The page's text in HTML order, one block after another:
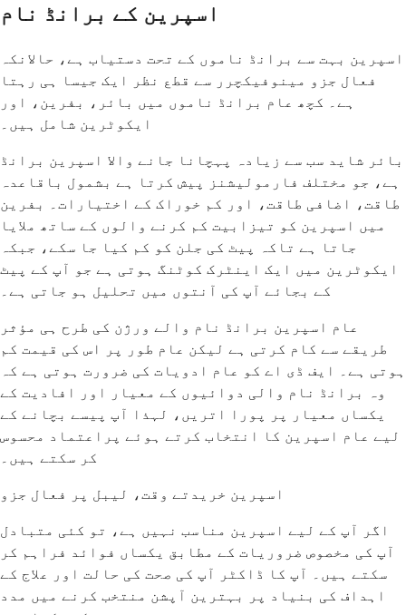
اسپرین کے برانڈ نام
اسپرین بہت سے برانڈ ناموں کے تحت دستیاب ہے، حالانکہ
فعال جزو مینوفیکچرر سے قطع نظر ایک جیسا ہی رہتا
ہے۔ کچھ عام برانڈ ناموں میں بائر، بفرین، اور
ایکوٹرین شامل ہیں۔
بائر شاید سب سے زیادہ پہچانا جانے والا اسپرین برانڈ
ہے، جو مختلف فارمولیشنز پیش کرتا ہے بشمول باقاعدہ
طاقت، اضافی طاقت، اور کم خوراک کے اختیارات۔ بفرین
میں اسپرین کو تیزابیت کم کرنے والوں کے ساتھ ملایا
جاتا ہے تاکہ پیٹ کی جلن کو کم کیا جا سکے، جبکہ
ایکوٹرین میں ایک اینٹرک کوٹنگ ہوتی ہے جو آپ کے پیٹ
کے بجائے آپ کی آنتوں میں تحلیل ہو جاتی ہے۔
عام اسپرین برانڈ نام والے ورژن کی طرح ہی مؤثر
طریقے سے کام کرتی ہے لیکن عام طور پر اس کی قیمت کم
ہوتی ہے۔ ایف ڈی اے کو عام ادویات کی ضرورت ہوتی ہے کہ
وہ برانڈ نام والی دوائیوں کے معیار اور افادیت کے
یکساں معیار پر پورا اتریں، لہذا آپ پیسے بچانے کے
لیے عام اسپرین کا انتخاب کرتے ہوئے پراعتماد محسوس
کر سکتے ہیں۔
اسپرین خریدتے وقت، لیبل پر فعال جزو
اگر آپ کے لیے اسپرین مناسب نہیں ہے، تو کئی متبادل
آپ کی مخصوص ضروریات کے مطابق یکساں فوائد فراہم کر
سکتے ہیں۔ آپ کا ڈاکٹر آپ کی صحت کی حالت اور علاج کے
اہداف کی بنیاد پر بہترین آپشن منتخب کرنے میں مدد